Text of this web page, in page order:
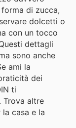
di zucca,
dolcetti o
con un tocco
dettagli
sono anche
ami la
dei
ti
Trova altre
casa e la